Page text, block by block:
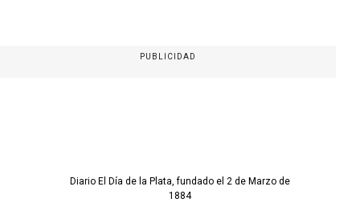
PUBLICIDAD
Diario El Día de la Plata, fundado el 2 de Marzo de
1884